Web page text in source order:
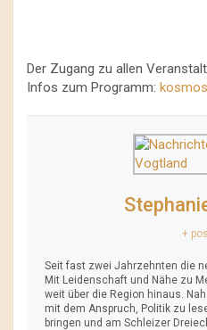
Der Zugang zu allen
Infos zum Programm:
+
Seit fast zwei Jahrzehnten die
Mit Leidenschaft und Nähe zu
weit über die Region hinaus.
mit dem Anspruch, Politik zu
bringen und am Schleizer